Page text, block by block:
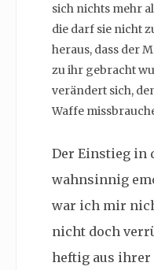
sich nichts mehr
die darf sie nicht
heraus, dass der
zu ihr gebracht
verändert sich,
Waffe
Der Einstieg in
wahnsinnig
war ich mir
nicht doch
heftig aus ihrer